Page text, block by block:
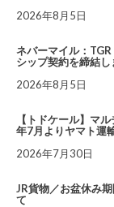
2026年8月5日
ネバーマイル：
シップ契約を締結し
2026年8月5日
【トドケール】マ
年7月よりヤマト運
2026年7月30日
JR貨物／お盆休み
て